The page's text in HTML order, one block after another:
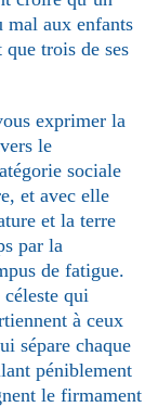
mal aux enfants
trois de ses
exprimer la
le
sociale
et avec elle
et la terre
par la
de fatigue.
qui
à ceux
sépare chaque
péni­blement
le firmament